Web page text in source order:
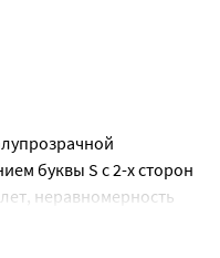
и грибковых
с липидами
действие, активен
и грамотрицательных
буквы S с 2-х сторон
неравномерность